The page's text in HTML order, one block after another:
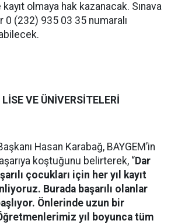
kayıt olmaya hak kazanacak. Sınava
0 (232) 935 03 35 numaralı
VE ÜNİVERSİTELERİ
Hasan Karabağ, BAYGEM’in
koştuğunu belirterek, “Dar
çocukları için her yıl kayıt
Burada başarılı olanlar
Önlerinde uzun bir
yıl boyunca tüm